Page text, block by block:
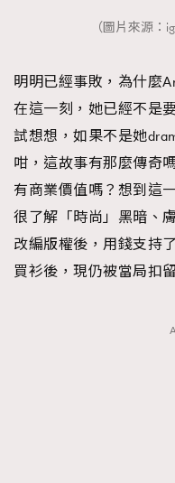
（圖片來源：
明明已經事敗，為什麼
在這一刻，她已經不是
試想想，如果不是她
咁，這故事有那麼傳奇
有商業價值嗎？想到這
很了解「時尚」黑暗、
改編版權後，用錢支持
買衫後，現仍被當局扣